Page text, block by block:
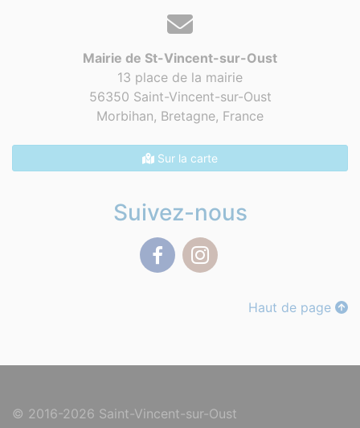
Mairie de St-Vincent-sur-Oust
13 place de la mairie
56350 Saint-Vincent-sur-Oust
Morbihan, Bretagne, France
Sur la carte
Suivez-nous
Haut de page
© 2016-2026 Saint-Vincent-sur-Oust